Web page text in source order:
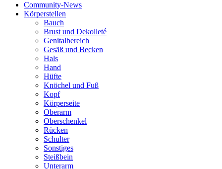
Community-News
Körperstellen
Bauch
Brust und Dekolleté
Genitalbereich
Gesäß und Becken
Hals
Hand
Hüfte
Knöchel und Fuß
Kopf
Körperseite
Oberarm
Oberschenkel
Rücken
Schulter
Sonstiges
Steißbein
Unterarm